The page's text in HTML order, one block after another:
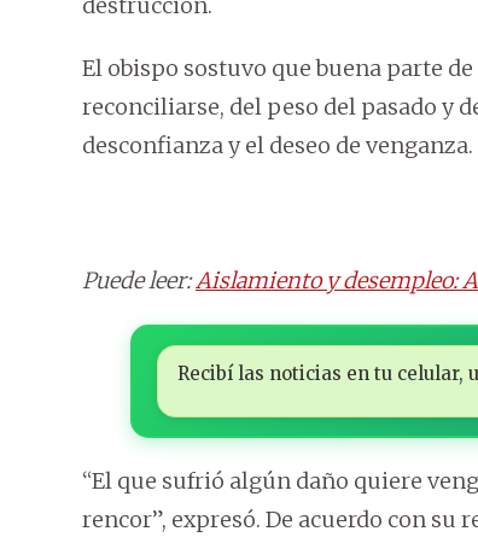
destrucción.
El obispo sostuvo que buena parte
reconciliarse, del peso del pasado y
desconfianza y el deseo de venganza.
Puede leer:Aislamiento y desempleo:
Recibí las noticias en tu celular,
“El que sufrió algún daño quiere
rencor”, expresó. De acuerdo con